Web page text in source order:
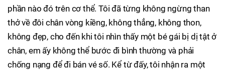
phần nào đó trên cơ thể. Tôi đã từng không ngừng than
thở về đôi chân vòng kiềng, không thẳng, không thon,
không đẹp, cho đến khi tôi nhìn thấy một bé gái bị dị tật ở
chân, em ấy không thể bước đi bình thường và phải
chống nạng để đi bán vé số. Kể từ đấy, tôi nhận ra một